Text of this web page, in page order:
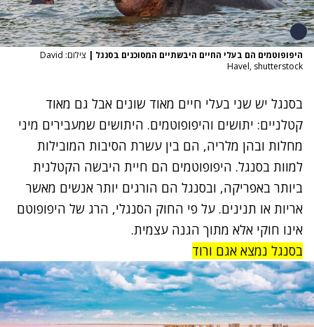
היפופוטמים הם בעלי החיים היבשתיים המסוכנים בסנגל |
צילום: David
Havel, shutterstock
בסנגל יש שני בעלי חיים מאוד שונים אבל גם מאוד
קטלניים: יתושים והיפופוטמים. היתושים שמעבירים מיני
מחלות ובהן מלריה, הם בין עשרת הסיבות המובילות
למוות בסנגל. היפופוטמים הם חיית היבשה הקטלנית
ביותר באפריקה, ובסנגל הם הורגים יותר אנשים מאשר
אריות או תנינים. על פי החוק הסנגלי, הרג של היפופוטם
אינו חוקי אלא מתוך הגנה עצמית.
בסנגל נמצא אגם ורוד